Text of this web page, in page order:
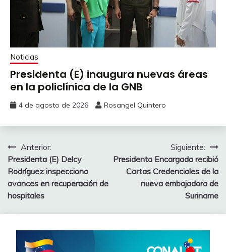
Noticias
Presidenta (E) inaugura nuevas áreas
en la policlínica de la GNB
4 de agosto de 2026 Rosangel Quintero
Anterior:
Presidenta (E) Delcy
Rodríguez inspecciona
avances en recuperación de
hospitales
Siguiente:
Presidenta Encargada recibió
Cartas Credenciales de la
nueva embajadora de
Suriname